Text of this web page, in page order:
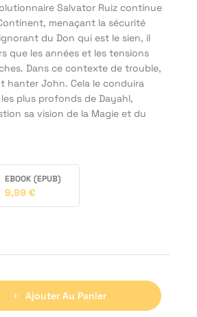
Salvator Ruiz continue
menaçant la sécurité
du Don qui est le sien, il
que les années et les tensions
Dans ce contexte de trouble,
hanter John. Cela le conduira
plus profonds de Dayahl,
sa vision de la Magie et du
EBOOK (EPUB)
9,99 €
Ajouter Au Panier